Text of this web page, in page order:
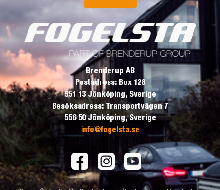
Brenderup AB
Postadress: Box 128
551 13 Jönköping, Sverige
Besöksadress: Transportvägen 7
556 50 Jönköping, Sverige
info@fogelsta.se